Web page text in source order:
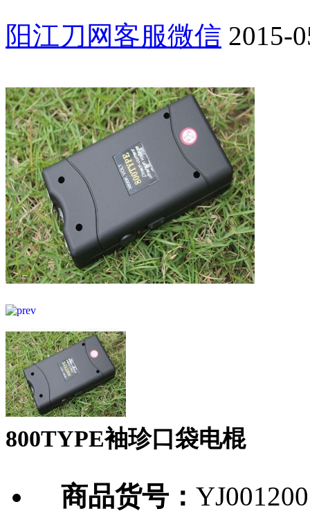
阳江刀网客服微信 2015-
800TYPE袖珍口袋电棍
商品货号： YJ001200